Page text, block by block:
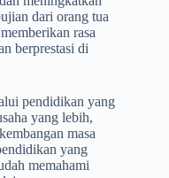
dari orang tua
rasa
berprestasi di
pendidikan yang
yang lebih,
masa
yang
memahami